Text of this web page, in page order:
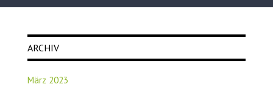
ARCHIV
März 2023